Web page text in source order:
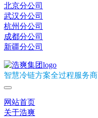
北京分公司
武汉分公司
杭州分公司
成都分公司
新疆分公司
智慧冷链方案全过程服务商
网站首页
关于浩爽